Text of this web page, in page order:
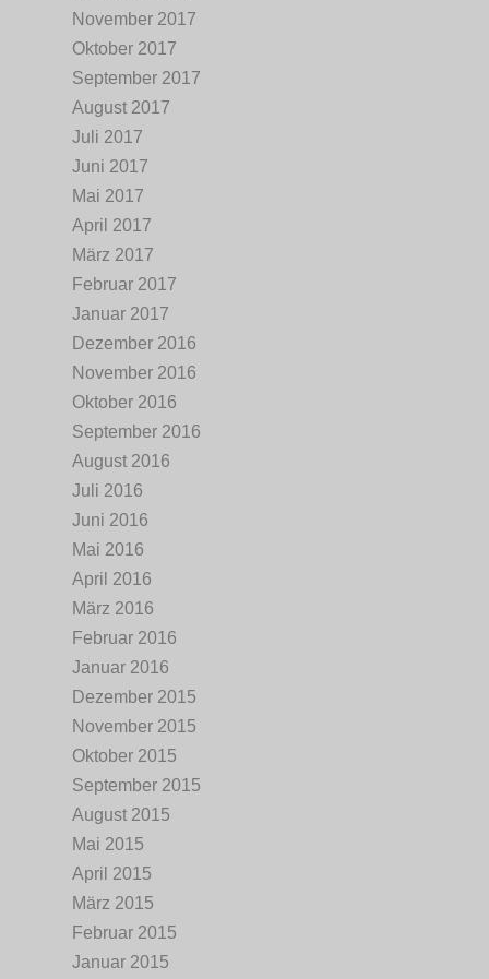
November 2017
Oktober 2017
September 2017
August 2017
Juli 2017
Juni 2017
Mai 2017
April 2017
März 2017
Februar 2017
Januar 2017
Dezember 2016
November 2016
Oktober 2016
September 2016
August 2016
Juli 2016
Juni 2016
Mai 2016
April 2016
März 2016
Februar 2016
Januar 2016
Dezember 2015
November 2015
Oktober 2015
September 2015
August 2015
Mai 2015
April 2015
März 2015
Februar 2015
Januar 2015